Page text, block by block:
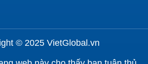
© 2025 VietGlobal.vn